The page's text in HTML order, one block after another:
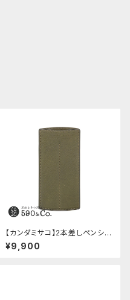
【カンダミサコ】2本差しペンシー
ス・ミネルバボックス (オリーバ)
¥9,900